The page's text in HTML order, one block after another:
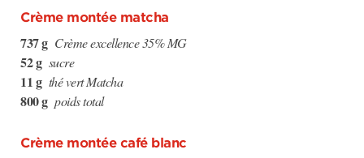
Crème montée matcha
737 g Crème excellence 35% MG
52 g sucre
11 g thé vert Matcha
800 g poids total
Crème montée café blanc